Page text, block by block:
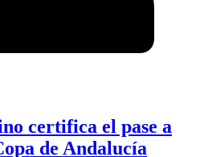
certifica el pase a
de Andalucía